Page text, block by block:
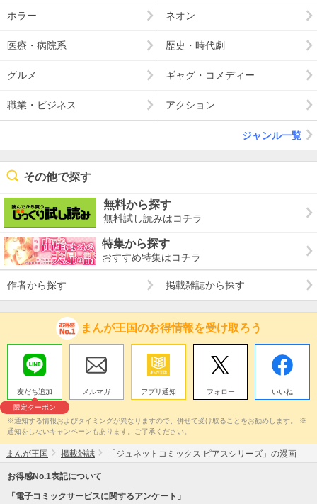
ホラー ネオン
医療・病院系 歴史・時代劇
グルメ ギャグ・コメディー
職業・ビジネス アクション
ジャンル一覧
その他で探す
無料から探す
無料試し読みはコチラ
特集から探す
おすすめ特集はコチラ
作者から探す 掲載雑誌から探す
まんが王国のお得情報を受け取ろう
友だち追加
限定クーポン
メルマガ アプリ通知 フォロー いいね
※通知する情報およびタイミングが異なりますので、併せて受け取ることをお勧めします。 ※
通知をしないキャンペーンもあります。ご了承ください。
まんが王国 掲載雑誌 「ジュネットコミックス ピアスシリーズ」の漫画
お得感No.1表記について
「電子コミックサービスに関するアンケート」